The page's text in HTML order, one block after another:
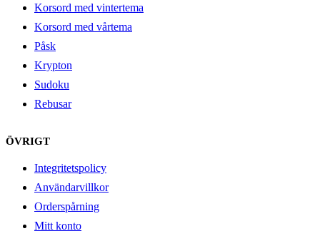
Korsord med vintertema
Korsord med vårtema
Påsk
Krypton
Sudoku
Rebusar
ÖVRIGT
Integritetspolicy
Användarvillkor
Orderspårning
Mitt konto